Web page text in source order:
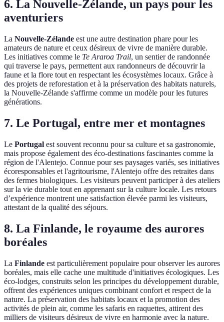
6. La Nouvelle-Zélande, un pays pour les
aventuriers
La Nouvelle-Zélande est une autre destination phare pour les
amateurs de nature et ceux désireux de vivre de manière durable.
Les initiatives comme le Te Araroa Trail, un sentier de randonnée
qui traverse le pays, permettent aux randonneurs de découvrir la
faune et la flore tout en respectant les écosystèmes locaux. Grâce à
des projets de reforestation et à la préservation des habitats naturels,
la Nouvelle-Zélande s'affirme comme un modèle pour les futures
générations.
7. Le Portugal, entre mer et montagnes
Le Portugal est souvent reconnu pour sa culture et sa gastronomie,
mais propose également des éco-destinations fascinantes comme la
région de l'Alentejo. Connue pour ses paysages variés, ses initiatives
écoresponsables et l'agritourisme, l'Alentejo offre des retraites dans
des fermes biologiques. Les visiteurs peuvent participer à des ateliers
sur la vie durable tout en apprenant sur la culture locale. Les retours
d’expérience montrent une satisfaction élevée parmi les visiteurs,
attestant de la qualité des séjours.
8. La Finlande, le royaume des aurores
boréales
La Finlande est particulièrement populaire pour observer les aurores
boréales, mais elle cache une multitude d'initiatives écologiques. Les
éco-lodges, construits selon les principes du développement durable,
offrent des expériences uniques combinant confort et respect de la
nature. La préservation des habitats locaux et la promotion des
activités de plein air, comme les safaris en raquettes, attirent des
milliers de visiteurs désireux de vivre en harmonie avec la nature.